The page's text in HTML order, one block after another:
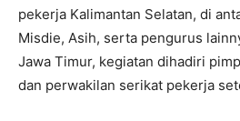
pekerja Kalimantan Selatan, di
Misdie, Asih, serta pengurus
Jawa Timur, kegiatan dihadiri
dan perwakilan serikat pekerja